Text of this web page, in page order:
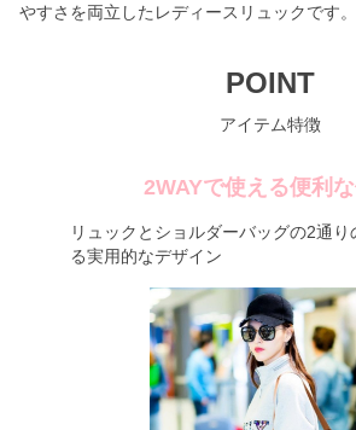
やすさを両立したレディースリュックです。
POINT
アイテム特徴
2WAYで使える便利
リュックとショルダーバッグの2通り
る実用的なデザイン